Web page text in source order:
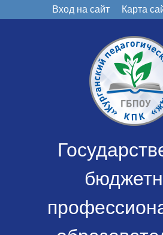
Вход на сайт Карта